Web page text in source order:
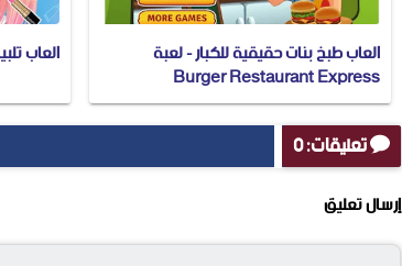
العاب طبخ بنات حقيقية للكبار - لعبة
Burger Restaurant Express
العاب
تعليقات: 0
إرسال تعليق